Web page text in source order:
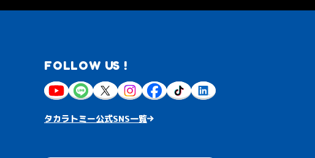
FOLLOW US !
タカラトミー公式SNS一覧